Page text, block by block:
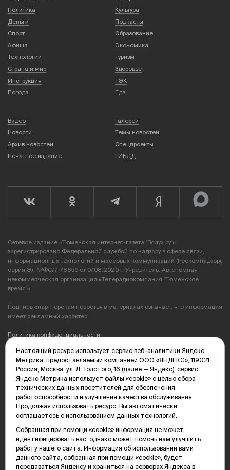
Политика
Культура
Деньги
Подкасты
Спорт
Образование
Афиша
Экономика
Технологии
Туризм
Страна и мир
Здоровье
Инструкция
ТЭК
Погода
Еда
Видео
Галереи
Новости
Темы новостей
Архив новостей
Спецпроекты
Печатное издание
ГИБДД
Сетевое издание «Тюменская интернет-газета "Вслух.ру"»
зарегистрировано Федеральной службой по надзору в сфере связи,
информационных технологий и массовых коммуникаций (Роскомнадзор),
серия Эл №ФС77-78856 от 07.08.2020 г. Учредитель: Автономная
некоммерческая организация «Телерадиокомпания "Тюменское
время"».
Подпись «партнерская новость» в материалах означает, что информация
имеет рекламный характер.
Политика конфиденциальности
Редакция: 625035, Тюмень, пр. Геологоразведчиков, 28А
(3452) 68-89-05
edit@vsluh.ru
Главный редактор: Панкина Т.Ю.
kika@vsluh.ru
По вопросам рекламы:
(3452) 68-89-78
kotovaev@sibinformburo.ru
mim@vsluh.ru
Настоящий ресурс использует сервис веб-аналитики Яндекс
Метрика, предоставляемый компанией ООО «ЯНДЕКС», 119021,
Россия, Москва, ул. Л. Толстого, 16 (далее — Яндекс), сервис
Яндекс Метрика использует файлы «cookie» с целью сбора
технических данных посетителей для обеспечения
работоспособности и улучшения качества обслуживания.
Продолжая использовать ресурс, Вы автоматически
соглашаетесь с использованием данных технологий.
Собранная при помощи «cookie» информация не может
идентифицировать вас, однако может помочь нам улучшить
работу нашего сайта. Информация об использовании вами
данного сайта, собранная при помощи «cookie», будет
передаваться Яндексу и храниться на серверах Яндекса в